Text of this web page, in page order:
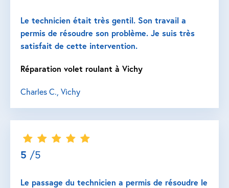
Le technicien était très gentil. Son travail a
permis de résoudre son problème. Je suis très
satisfait de cette intervention.
Réparation volet roulant à Vichy
Charles C., Vichy
5 /5
Le passage du technicien a permis de résoudre le